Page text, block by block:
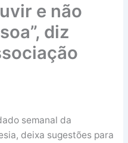
e não
diz
semanal da
deixa sugestões para